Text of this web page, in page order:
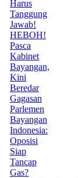
Harus
Tanggung
Jawab!
HEBOH!
Pasca
Kabinet
Bayangan,
Kini
Beredar
Gagasan
Parlemen
Bayangan
Indonesia:
Oposisi
Siap
Tancap
Gas?